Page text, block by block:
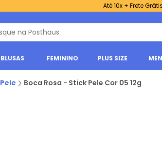
Até 10x + Frete
BLUSAS FEMININO PLUS SIZE
Pele Boca Rosa - Stick Pele Cor 05 12g